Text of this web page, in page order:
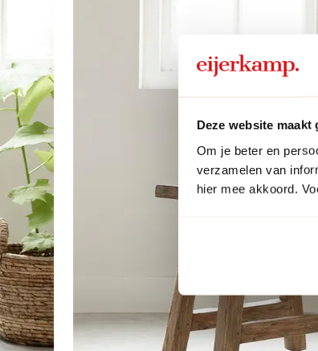
Deze website
Om je beter en
verzamelen van
hier mee akkoord.